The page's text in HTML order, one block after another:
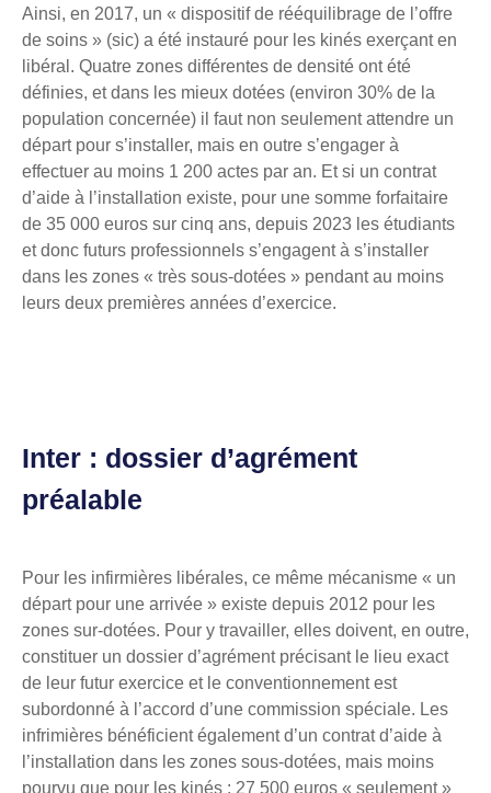
Ainsi, en 2017, un « dispositif de rééquilibrage de l’offre
de soins » (sic) a été instauré pour les kinés exerçant en
libéral. Quatre zones différentes de densité ont été
définies, et dans les mieux dotées (environ 30% de la
population concernée) il faut non seulement attendre un
départ pour s’installer, mais en outre s’engager à
effectuer au moins 1 200 actes par an. Et si un contrat
d’aide à l’installation existe, pour une somme forfaitaire
de 35 000 euros sur cinq ans, depuis 2023 les étudiants
et donc futurs professionnels s’engagent à s’installer
dans les zones « très sous-dotées » pendant au moins
leurs deux premières années d’exercice.
Inter : dossier d’agrément
préalable
Pour les infirmières libérales, ce même mécanisme « un
départ pour une arrivée » existe depuis 2012 pour les
zones sur-dotées. Pour y travailler, elles doivent, en outre,
constituer un dossier d’agrément précisant le lieu exact
de leur futur exercice et le conventionnement est
subordonné à l’accord d’une commission spéciale. Les
infrimières bénéficient également d’un contrat d’aide à
l’installation dans les zones sous-dotées, mais moins
pourvu que pour les kinés : 27 500 euros « seulement »